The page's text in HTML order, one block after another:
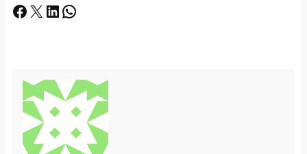
Facebook X LinkedIn Whatsapp